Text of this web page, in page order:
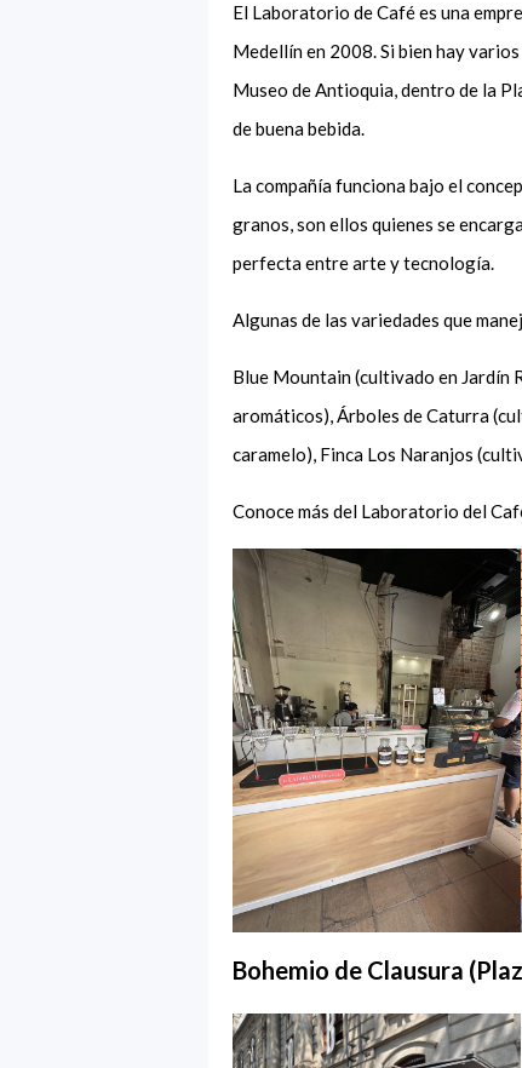
El Laboratorio de Café es una
Medellín en 2008. Si bien hay
Museo de Antioquia, dentro de la
de buena bebida.
La compañía funciona bajo el
granos, son ellos quienes se
perfecta entre arte y tecnología.
Algunas de las variedades que
Blue Mountain (cultivado en Jardín
aromáticos), Árboles de Caturra
caramelo), Finca Los Naranjos
Conoce más del Laboratorio del
Bohemio de Clausura